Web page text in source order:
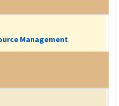
Management